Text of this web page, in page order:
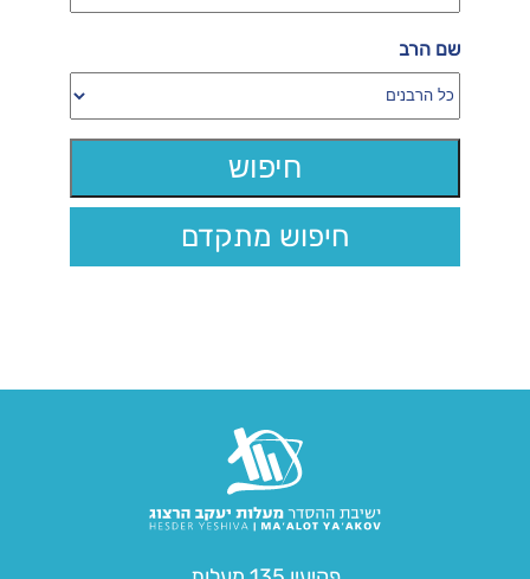
שם הרב
חיפוש מתקדם